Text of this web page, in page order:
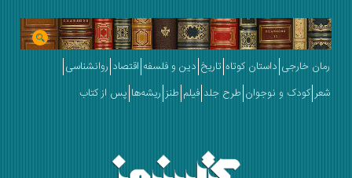
خارجی داستان کوتاه تاریخ دین و فلسفه اقتصاد روانشناسی
کودک و نوجوان طرح جلد فیلم طنز ریشه‌ها پس از کتاب